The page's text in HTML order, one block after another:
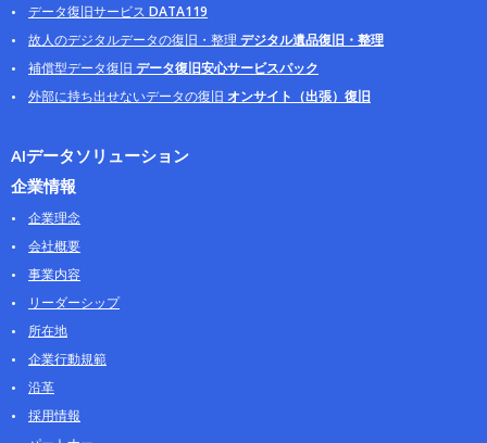
データ復旧サービス DATA119
故人のデジタルデータの復旧・整理 デジタル遺品復旧・整理
補償型データ復旧 データ復旧安心サービスパック
外部に持ち出せないデータの復旧 オンサイト（出張）復旧
AIデータソリューション
企業情報
企業理念
会社概要
事業内容
リーダーシップ
所在地
企業行動規範
沿革
採用情報